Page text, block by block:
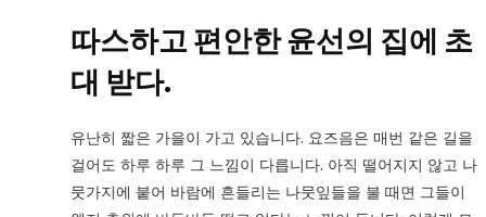
따스하고 편안한 윤선의 집에 초
대 받다.
유난히 짧은 가을이 가고 있습니다. 요즈음은 매번 같은 길을
걸어도 하루 하루 그 느낌이 다릅니다. 아직 떨어지지 않고 나
뭇가지에 붙어 바람에 흔들리는 나뭇잎들을 불 때면 그들이